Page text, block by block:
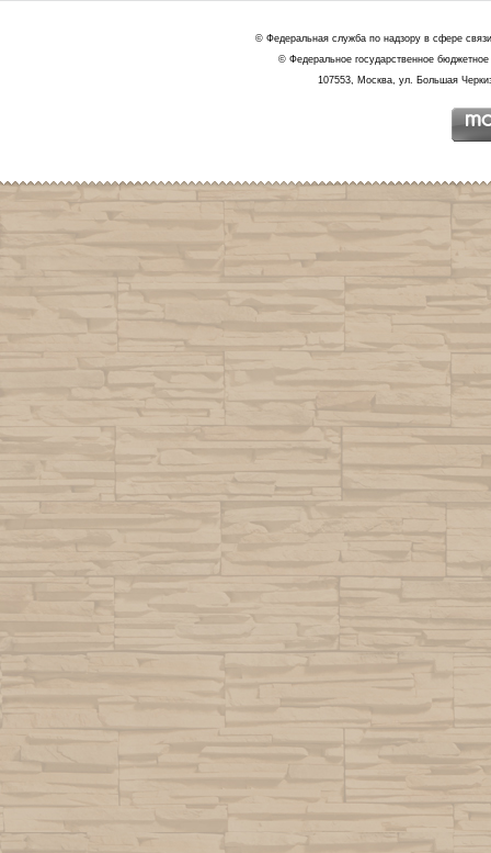
© Федеральная служба по надзору в сфере
© Федеральное государственное
107553, Москва, ул. Большая